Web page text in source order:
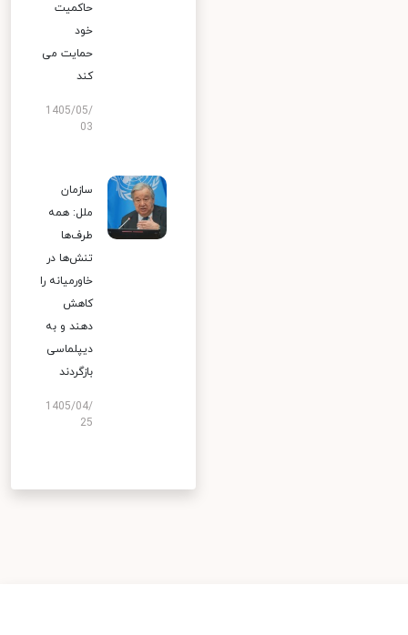
حاکمیت
خود
حمایت می
کند
1405/05/
03
سازمان
ملل: همه
طرف‌ها
تنش‌ها در
خاورمیانه را
کاهش
دهند و به
دیپلماسی
بازگردند
1405/04/
25